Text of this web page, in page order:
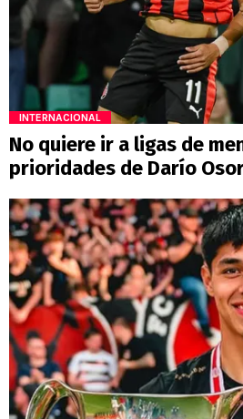
INTERNACIONAL
No quiere ir a ligas de
prioridades de Darío